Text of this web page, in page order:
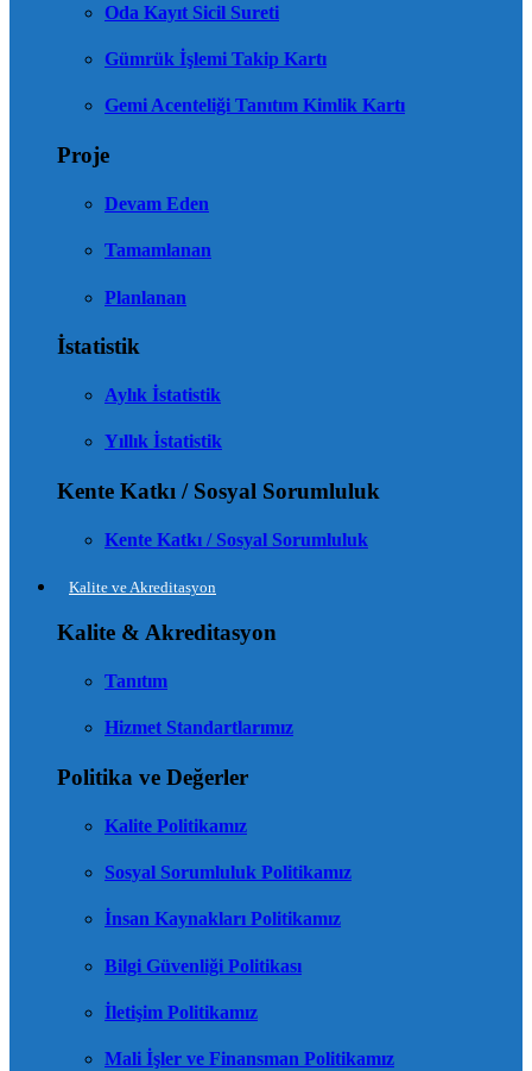
Oda Kayıt Sicil Sureti
Gümrük İşlemi Takip Kartı
Gemi Acenteliği Tanıtım Kimlik Kartı
Proje
Devam Eden
Tamamlanan
Planlanan
İstatistik
Aylık İstatistik
Yıllık İstatistik
Kente Katkı / Sosyal Sorumluluk
Kente Katkı / Sosyal Sorumluluk
Kalite ve Akreditasyon
Kalite & Akreditasyon
Tanıtım
Hizmet Standartlarımız
Politika ve Değerler
Kalite Politikamız
Sosyal Sorumluluk Politikamız
İnsan Kaynakları Politikamız
Bilgi Güvenliği Politikası
İletişim Politikamız
Mali İşler ve Finansman Politikamız